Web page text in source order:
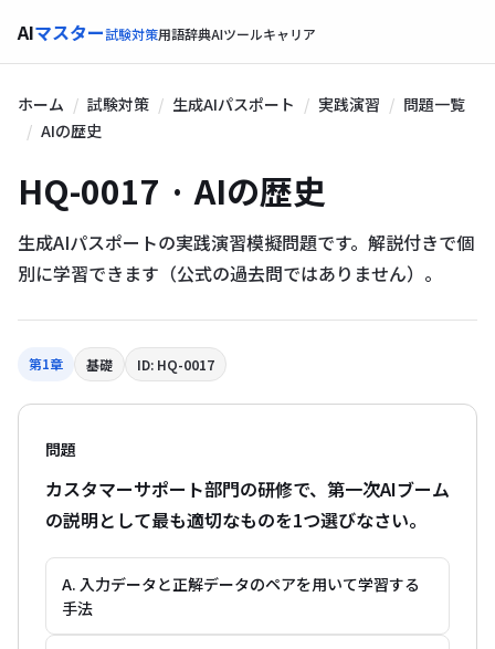
AIマスター試験対策用語辞典AIツールキャリア
ホーム 試験対策 生成AIパスポート 実践演習
問題一覧
AIの歴史
HQ-0017 · AIの歴史
生成AIパスポートの実践演習模擬問題です。解説付きで個
別に学習できます（公式の過去問ではありません）。
第1章 基礎 ID: HQ-0017
問題
カスタマーサポート部門の研修で、第一次AIブーム
の説明として最も適切なものを1つ選びなさい。
A. 入力データと正解データのペアを用いて学習する
手法